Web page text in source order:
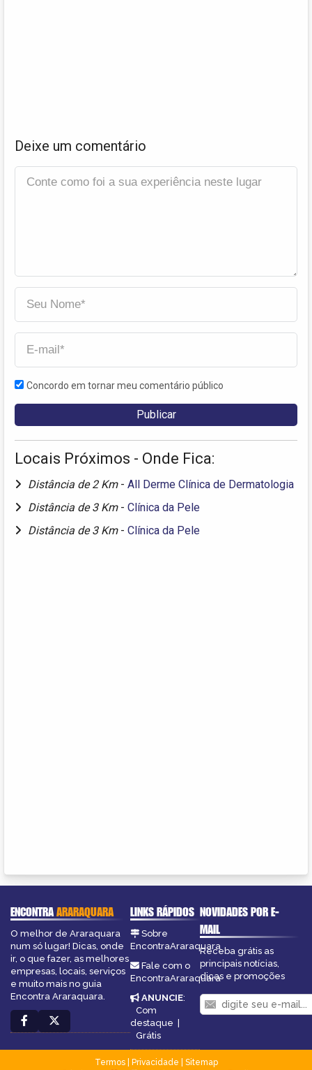
Deixe um comentário
Concordo em tornar meu comentário público
Locais Próximos - Onde Fica:
Distância de 2 Km - All Derme Clínica de Dermatologia
Distância de 3 Km - Clínica da Pele
Distância de 3 Km - Clínica da Pele
ENCONTRAARARAQUARA
O melhor de Araraquara
num só lugar! Dicas, onde
ir, o que fazer, as melhores
empresas, locais, serviços
e muito mais no guia
Encontra Araraquara.
LINKS RÁPIDOS
Sobre
EncontraAraraquara
Fale com o
EncontraAraraquara
ANUNCIE:
Com
destaque
Grátis
NOVIDADES POR E-
MAIL
Receba grátis as
principais notícias,
dicas e promoções
Termos| Privacidade
Sitemap